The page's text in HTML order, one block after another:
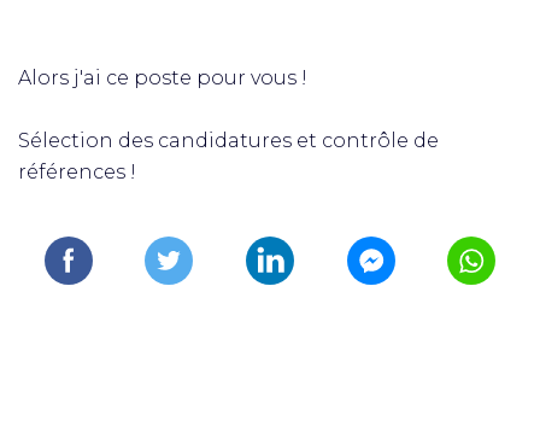
Alors j'ai ce poste pour vous !
Sélection des candidatures et contrôle de
références !